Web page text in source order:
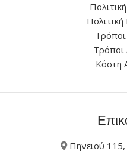
Τρόποι
Κόστη
Πηνειού